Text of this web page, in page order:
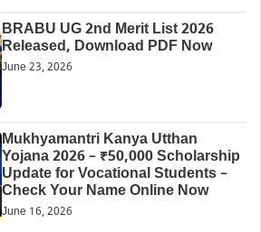
BRABU UG 2nd Merit List 2026
Released, Download PDF Now
June 23, 2026
Mukhyamantri Kanya Utthan
Yojana 2026 – ₹50,000 Scholarship
Update for Vocational Students –
Check Your Name Online Now
June 16, 2026